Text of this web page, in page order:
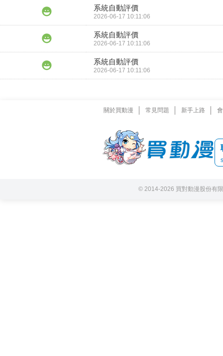
系統自動評價
2026-06-17 10:11:06
系統自動評價
2026-06-17 10:11:06
系統自動評價
2026-06-17 10:11:06
關於買動漫 常見問題 新手上路
© 2014-2026 買對動漫股份有